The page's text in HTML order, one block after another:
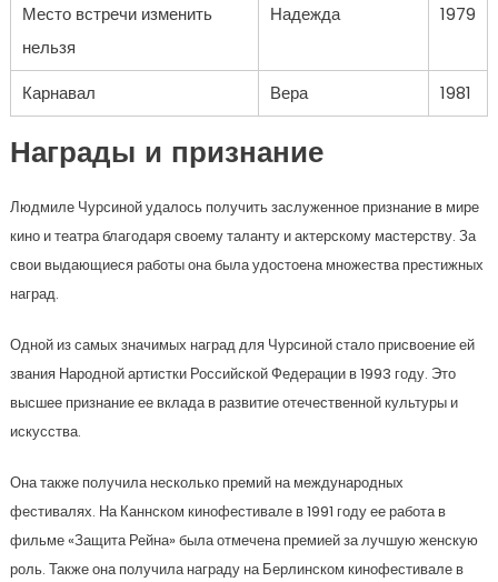
Место встречи изменить
нельзя
Надежда 1979
Карнавал Вера 1981
Награды и признание
Людмиле Чурсиной удалось получить заслуженное признание в мире
кино и театра благодаря своему таланту и актерскому мастерству. За
свои выдающиеся работы она была удостоена множества престижных
наград.
Одной из самых значимых наград для Чурсиной стало присвоение ей
звания Народной артистки Российской Федерации в 1993 году. Это
высшее признание ее вклада в развитие отечественной культуры и
искусства.
Она также получила несколько премий на международных
фестивалях. На Каннском кинофестивале в 1991 году ее работа в
фильме «Защита Рейна» была отмечена премией за лучшую женскую
роль. Также она получила награду на Берлинском кинофестивале в